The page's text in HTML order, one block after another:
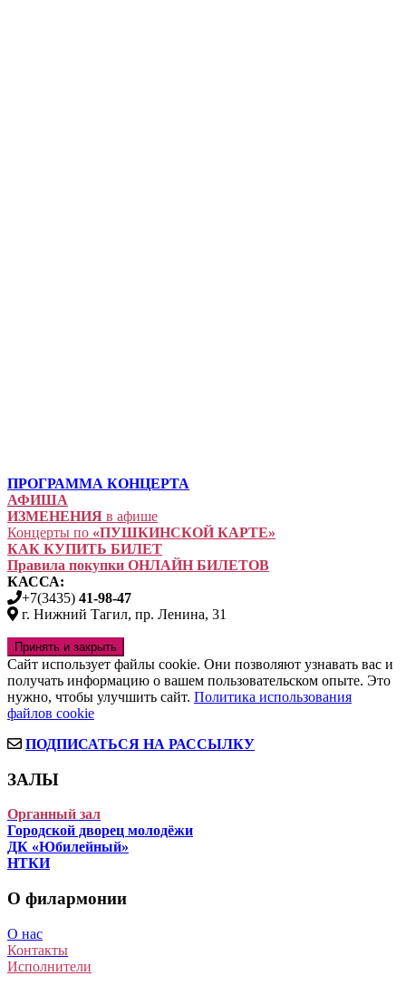
ПРОГРАММА КОНЦЕРТА
АФИША
ИЗМЕНЕНИЯ в афише
Концерты по «ПУШКИНСКОЙ КАРТЕ»
КАК КУПИТЬ БИЛЕТ
Правила покупки ОНЛАЙН БИЛЕТОВ
КАССА:
+7(3435) 41-98-47
г. Нижний Тагил, пр. Ленина, 31
Сайт использует файлы cookie. Они позволяют узнавать вас и
получать информацию о вашем пользовательском опыте. Это
нужно, чтобы улучшить сайт. Политика использования
файлов cookie
ПОДПИСАТЬСЯ НА РАССЫЛКУ
ЗАЛЫ
Органный зал
Городской дворец молодёжи
ДК «Юбилейный»
НТКИ
О филармонии
О нас
Контакты
Исполнители